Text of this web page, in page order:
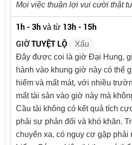
Mọi việc thuận lợi vui cười thật
1h - 3h và từ 13h - 15h
GIỜTUYỆT LỘ
Xấu
Đây được coi là giờ Đại Hung,
hành vào khung giờ này có thể
hiểm và mất mát, với nhiều
mất tài sản vào giờ này mà
Cầu tài không có kết quả tích
phải sự phản đối và khó khăn.
chuyển xa, có nguy cơ gặp phải